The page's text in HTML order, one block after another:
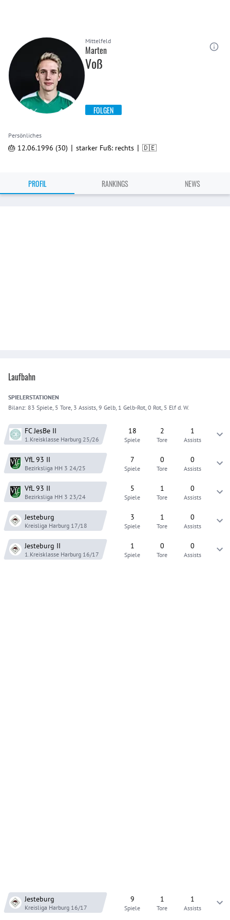
Mittelfeld
Marten
Voß
FOLGEN
Persönliches
🎂 12.06.1996 (30) | starker Fuß: rechts | 🇩🇪
PROFIL RANKINGS NEWS
Laufbahn
SPIELERSTATIONEN
Bilanz: 83 Spiele, 5 Tore, 3 Assists, 9 Gelb, 1 Gelb-Rot, 0 Rot, 5 Elf d. W.
FC JesBe II
1.Kreisklasse Harburg 25/26
18
Spiele
2
Tore
1
Assists
VfL 93 II
Bezirksliga HH 3 24/25
7
Spiele
0
Tore
0
Assists
VfL 93 II
Bezirksliga HH 3 23/24
5
Spiele
1
Tore
0
Assists
Jesteburg
Kreisliga Harburg 17/18
3
Spiele
1
Tore
0
Assists
Jesteburg II
1.Kreisklasse Harburg 16/17
1
Spiele
0
Tore
0
Assists
Jesteburg
Kreisliga Harburg 16/17
9
Spiele
1
Tore
1
Assists